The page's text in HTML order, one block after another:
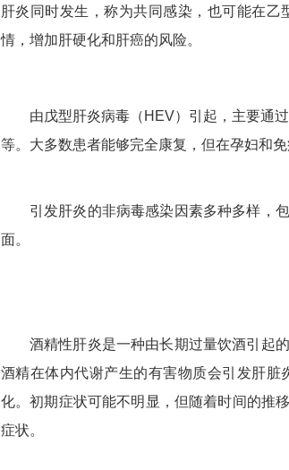
肝炎同时发生，称为共同感染，也可能在
情，增加肝硬化和肝癌的风险。
由戊型肝炎病毒（HEV）引起，主要通
等。大多数患者能够完全康复，但在孕妇和
引发肝炎的非病毒感染因素多种多样，
面。
酒精性肝炎是一种由长期过量饮酒引起
酒精在体内代谢产生的有害物质会引发肝
化。初期症状可能不明显，但随着时间的推
症状。